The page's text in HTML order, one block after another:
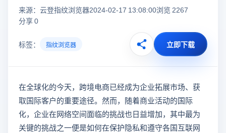
来源：云登指纹浏览器2024-02-17 13:08:00浏览 2267
分享 0
标签： 指纹浏览器 立即下载
在全球化的今天，跨境电商已经成为企业拓展市场、获
取国际客户的重要途径。然而，随着商业活动的国际
化，企业在网络空间面临的挑战也日益增加，其中最为
关键的挑战之一便是如何在保护隐私和遵守各国互联网